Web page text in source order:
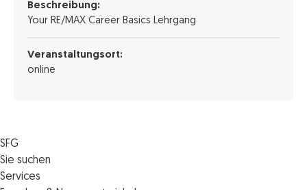
Beschreibung:
Your RE/MAX Career Basics Lehrgang
Veranstaltungsort:
online
SFG
Die SFG
Jobs
Sie suchen
Förderungen
Services